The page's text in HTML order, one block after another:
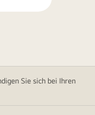
Sie sich bei Ihren